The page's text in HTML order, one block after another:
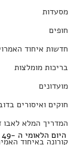
מסעדות
חופים
חדשות איחוד
בריכות מומלצות
מועדונים
חוקים ואיסורים
המדריך המלא לאבו
קורונה באיחוד